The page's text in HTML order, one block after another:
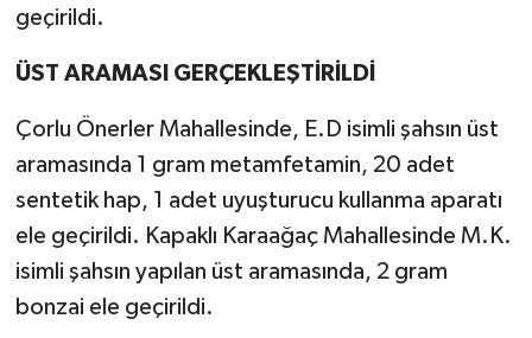
geçirildi.
ÜST ARAMASI GERÇEKLEŞTİRİLDİ
Çorlu Önerler Mahallesinde, E.D isimli şahsın üst
aramasında 1 gram metamfetamin, 20 adet
sentetik hap, 1 adet uyuşturucu kullanma aparatı
ele geçirildi. Kapaklı Karaağaç Mahallesinde M.K.
isimli şahsın yapılan üst aramasında, 2 gram
bonzai ele geçirildi.